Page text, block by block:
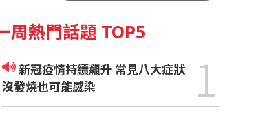
周熱門話題 TOP5
新冠疫情持續飆升 常見八大症狀
沒發燒也可能感染
1